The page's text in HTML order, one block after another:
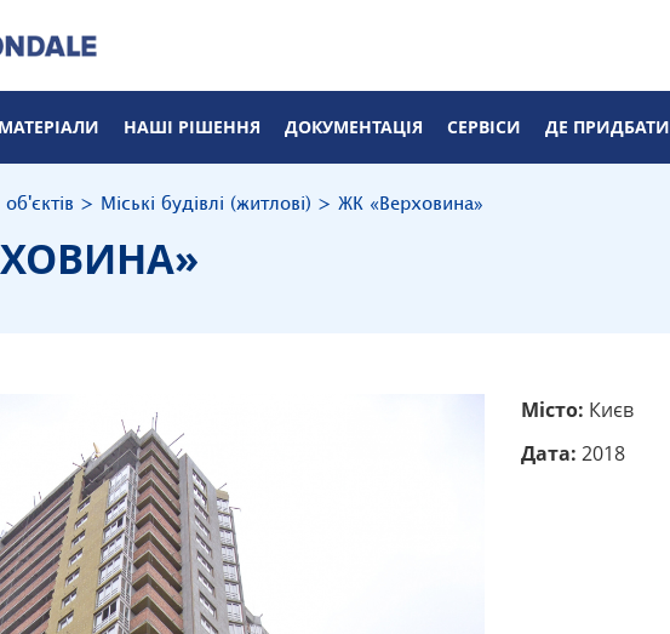
МАТЕРІАЛИ НАШІ РІШЕННЯ ДОКУМЕНТАЦІЯ CЕРВІСИ ДЕ ПРИДБАТИ
об'єктів > Міські будівлі (житлові) > ЖК «Верховина»
Місто: Києв
Дата: 2018